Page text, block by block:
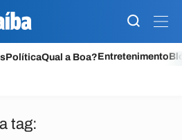
PolíticaQual a Boa?Entretenimento
tag: